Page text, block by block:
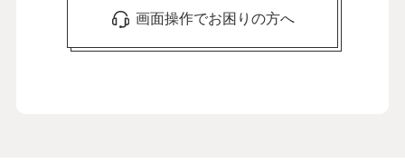
画面操作でお困りの方へ